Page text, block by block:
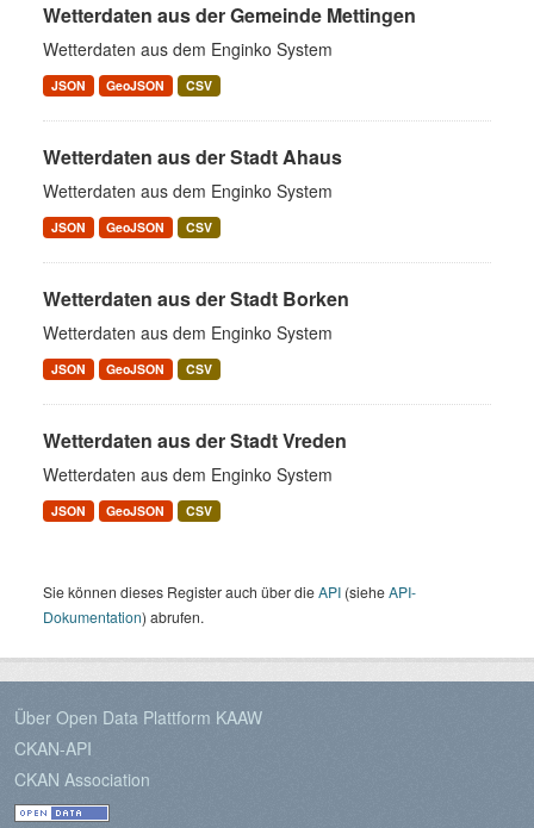
Wetterdaten aus der Gemeinde Mettingen
Wetterdaten aus dem Enginko System
JSON GeoJSON CSV
Wetterdaten aus der Stadt Ahaus
Wetterdaten aus dem Enginko System
JSON GeoJSON CSV
Wetterdaten aus der Stadt Borken
Wetterdaten aus dem Enginko System
JSON GeoJSON CSV
Wetterdaten aus der Stadt Vreden
Wetterdaten aus dem Enginko System
JSON GeoJSON CSV
Sie können dieses Register auch über dieAPI (sieheAPI-
Dokumentation) abrufen.
Über Open Data Plattform KAAW
CKAN-API
CKAN Association